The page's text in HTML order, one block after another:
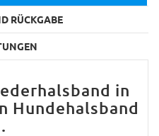
RÜCKGABE
in
Hundehalsband